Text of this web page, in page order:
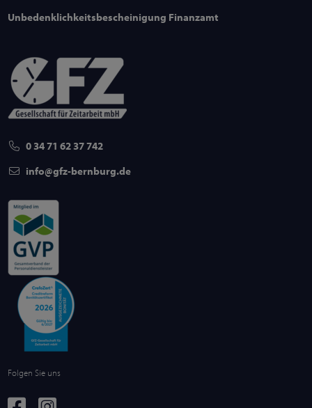
0 34 71 62 37 742
info
gfz-bernburg de
Unbedenklichkeitsbescheinigung Finanzamt
Folgen Sie uns